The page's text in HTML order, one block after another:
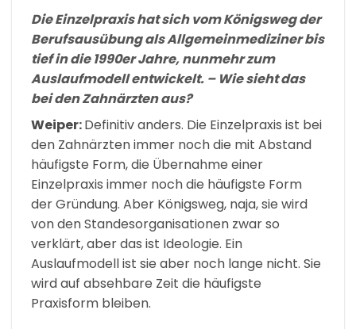
Die Einzelpraxis hat sich vom Königsweg der
Berufsausübung als Allgemeinmediziner bis
tief in die 1990er Jahre, nunmehr zum
Auslaufmodell entwickelt. – Wie sieht das
bei den Zahnärzten aus?
Weiper:Definitiv anders. Die Einzelpraxis ist bei
den Zahnärzten immer noch die mit Abstand
häufigste Form, die Übernahme einer
Einzelpraxis immer noch die häufigste Form
der Gründung. Aber Königsweg, naja, sie wird
von den Standesorganisationen zwar so
verklärt, aber das ist Ideologie. Ein
Auslaufmodell ist sie aber noch lange nicht. Sie
wird auf absehbare Zeit die häufigste
Praxisform bleiben.